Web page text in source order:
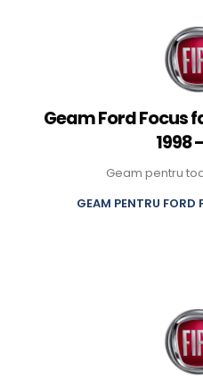
Geam Ford Focus
1998
Geam pentru
GEAM PENTRU